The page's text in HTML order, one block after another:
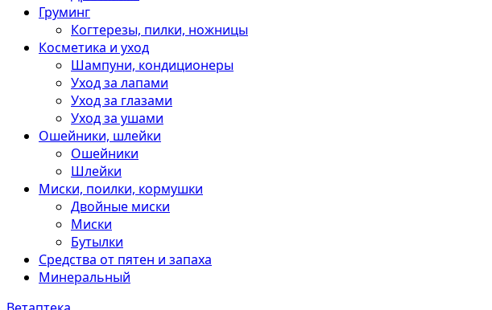
Груминг
Когтерезы, пилки, ножницы
Косметика и уход
Шампуни, кондиционеры
Уход за лапами
Уход за глазами
Уход за ушами
Ошейники, шлейки
Ошейники
Шлейки
Миски, поилки, кормушки
Двойные миски
Миски
Бутылки
Средства от пятен и запаха
Минеральный